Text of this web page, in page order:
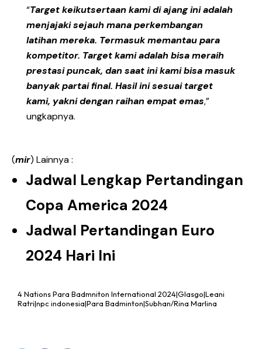
“Target keikutsertaan kami di ajang ini adalah
menjajaki sejauh mana perkembangan
latihan mereka. Termasuk memantau para
kompetitor. Target kami adalah bisa meraih
prestasi puncak, dan saat ini kami bisa masuk
banyak partai final. Hasil ini sesuai target
kami, yakni dengan raihan empat emas,”
ungkapnya.
(mir) Lainnya :
Jadwal Lengkap Pertandingan
Copa America 2024
Jadwal Pertandingan Euro
2024 Hari Ini
4 Nations Para Badmniton International 2024|Glasgo|Leani
Ratri|npc indonesia|Para Badminton|Subhan/Rina Marlina